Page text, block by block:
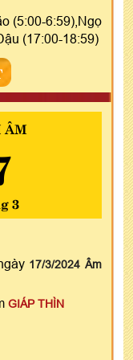
(5:00-6:59),Ngọ
(17:00-18:59)
ÂM
3
17/3/2024 Âm
GIÁP THÌN